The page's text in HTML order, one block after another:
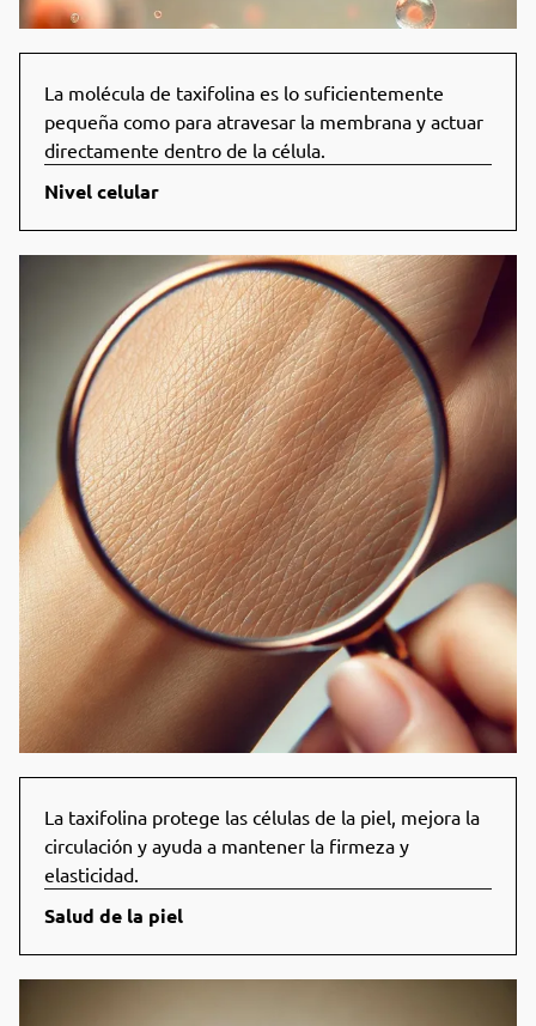
La molécula de taxifolina es lo suficientemente
pequeña como para atravesar la membrana y actuar
directamente dentro de la célula.
Nivel celular
La taxifolina protege las células de la piel, mejora la
circulación y ayuda a mantener la firmeza y
elasticidad.
Salud de la piel